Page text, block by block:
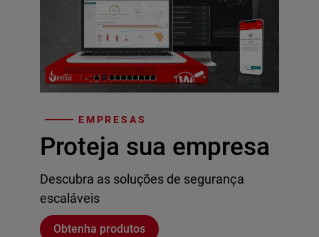
EMPRESAS
Proteja sua empresa
Descubra as soluções de segurança
escaláveis
Obtenha produtos